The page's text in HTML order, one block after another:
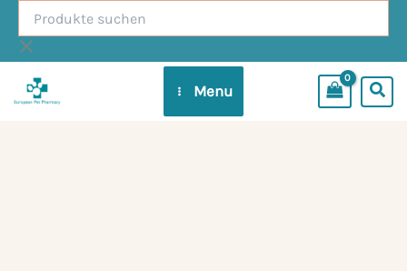
Inhalt
springen
suchen
Menu